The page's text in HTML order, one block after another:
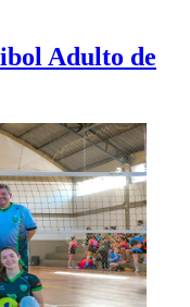
Adulto de